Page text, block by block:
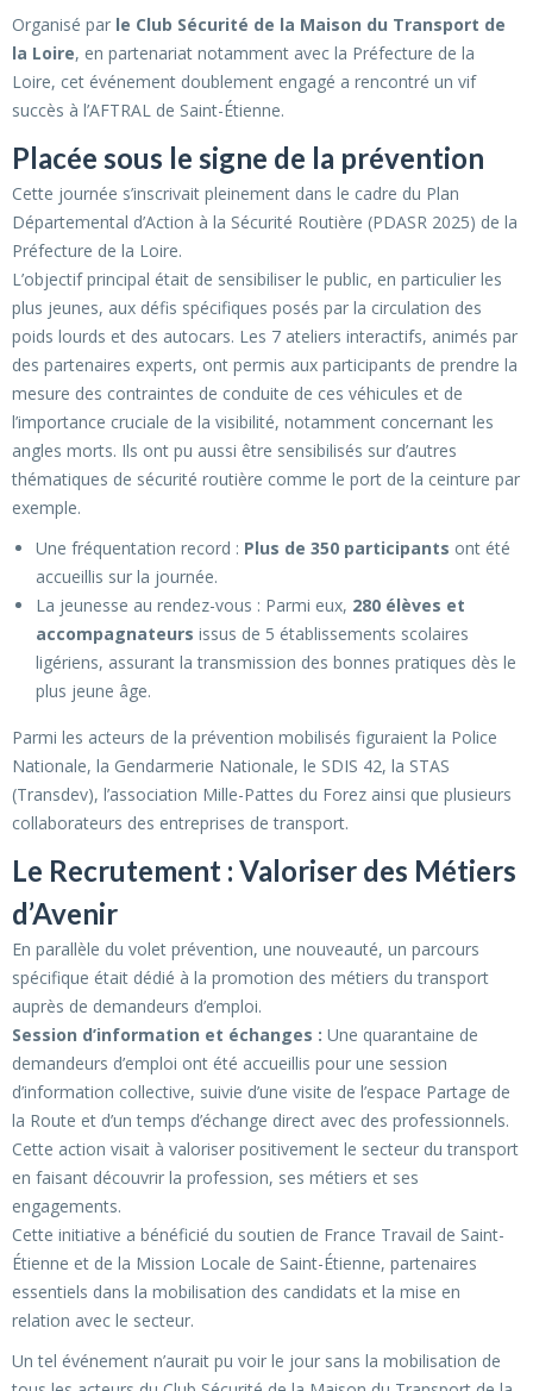
Organisé par le Club Sécurité de la Maison du Transport de
la Loire, en partenariat notamment avec la Préfecture de la
Loire, cet événement doublement engagé a rencontré un vif
succès à l’AFTRAL de Saint-Étienne.
Placée sous le signe de la prévention
Cette journée s’inscrivait pleinement dans le cadre du Plan
Départemental d’Action à la Sécurité Routière (PDASR 2025) de la
Préfecture de la Loire.
L’objectif principal était de sensibiliser le public, en particulier les
plus jeunes, aux défis spécifiques posés par la circulation des
poids lourds et des autocars. Les 7 ateliers interactifs, animés par
des partenaires experts, ont permis aux participants de prendre la
mesure des contraintes de conduite de ces véhicules et de
l’importance cruciale de la visibilité, notamment concernant les
angles morts. Ils ont pu aussi être sensibilisés sur d’autres
thématiques de sécurité routière comme le port de la ceinture par
exemple.
Une fréquentation record : Plus de 350 participants ont été
accueillis sur la journée.
La jeunesse au rendez-vous : Parmi eux, 280 élèves et
accompagnateurs issus de 5 établissements scolaires
ligériens, assurant la transmission des bonnes pratiques dès le
plus jeune âge.
Parmi les acteurs de la prévention mobilisés figuraient la Police
Nationale, la Gendarmerie Nationale, le SDIS 42, la STAS
(Transdev), l’association Mille-Pattes du Forez ainsi que plusieurs
collaborateurs des entreprises de transport.
Le Recrutement : Valoriser des Métiers
d’Avenir
En parallèle du volet prévention, une nouveauté, un parcours
spécifique était dédié à la promotion des métiers du transport
auprès de demandeurs d’emploi.
Session d’information et échanges : Une quarantaine de
demandeurs d’emploi ont été accueillis pour une session
d’information collective, suivie d’une visite de l’espace Partage de
la Route et d’un temps d’échange direct avec des professionnels.
Cette action visait à valoriser positivement le secteur du transport
en faisant découvrir la profession, ses métiers et ses
engagements.
Cette initiative a bénéficié du soutien de France Travail de Saint-
Étienne et de la Mission Locale de Saint-Étienne, partenaires
essentiels dans la mobilisation des candidats et la mise en
relation avec le secteur.
Un tel événement n’aurait pu voir le jour sans la mobilisation de